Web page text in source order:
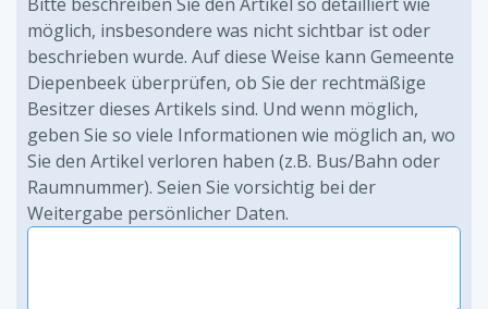
möglich, insbesondere was nicht sichtbar ist oder
beschrieben wurde. Auf diese Weise kann Gemeente
Diepenbeek überprüfen, ob Sie der rechtmäßige
Besitzer dieses Artikels sind. Und wenn möglich,
geben Sie so viele Informationen wie möglich an, wo
Sie den Artikel verloren haben (z.B. Bus/Bahn oder
Raumnummer). Seien Sie vorsichtig bei der
Weitergabe persönlicher Daten.